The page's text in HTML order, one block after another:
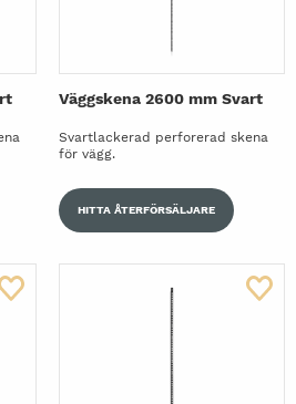
Dropplåt 900 mm Svart
Väggskena 2600 mm Svart
Svartlackerad perforerad skena
för vägg.
HITTA ÅTERFÖRSÄLJARE